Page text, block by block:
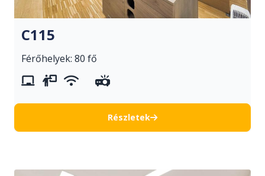
C115
Férőhelyek: 80 fő
whiteboardvetítővászon
wifi
Részletek